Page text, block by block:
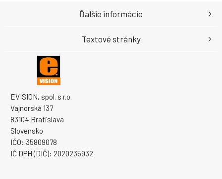
EVISION, spol. s r.o.
Vajnorská 137
83104 Bratislava
Slovensko
IČO: 35809078
IČ DPH (DIČ): 2020235932
Ďalšie informácie
Textové stránky